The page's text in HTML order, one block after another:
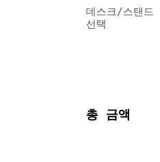
데스크/스탠드
선택
총 금액